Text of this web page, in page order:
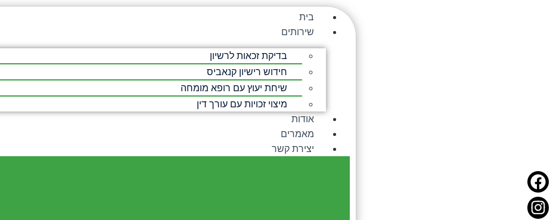
בית
שירותים
בדיקת זכאות לרשיון
חידוש רישיון קנאביס
שיחת יעוץ עם רופא מומחה
מיצוי זכויות עם עורך דין
אודות
מאמרים
יצירת קשר